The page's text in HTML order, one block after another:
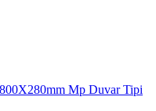
Mp Duvar Tipi